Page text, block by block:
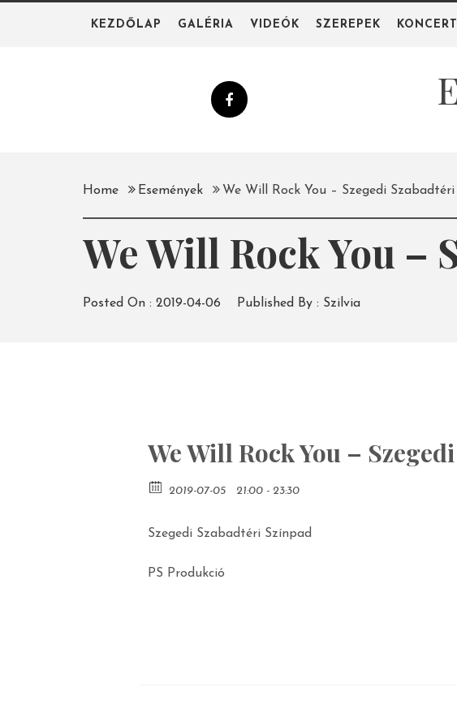
KEZDŐLAP GALÉRIA VIDEÓK SZEREPEK
Home Események We Will Rock You – Szegedi Szabadtéri
We Will Rock You –
Posted On : 2019-04-06 Published By : Szilvia
We Will Rock You –
2019-07-05 21:00 - 23:30
Szegedi Szabadtéri Színpad
PS Produkció